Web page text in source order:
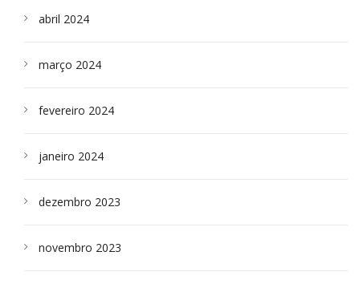
abril 2024
março 2024
fevereiro 2024
janeiro 2024
dezembro 2023
novembro 2023